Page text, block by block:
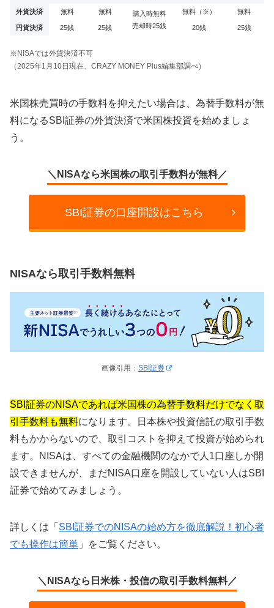
外貨決済 無料 無料
購入時無料
売却時25銭
無料（※） 無料
円貨決済 25銭 25銭 20銭 25銭
※NISAでは外貨決済不可
（2025年1月10日現在、CRAZY MONEY Plus編集部調べ）
米国株売買時の手数料を抑えたい場合は、為替手数料が無
料になるSBI証券の外貨決済で米国株投資を始めましょ
う。
＼NISAなら米国株の取引手数料が無料／
SBI証券の口座開設はこちら
NISAなら取引手数料無料
画像引用： SBI証券
SBI証券のNISAであれば米国株の為替手数料だけでなく取
引手数料も無料になります。日本株や投資信託の取引手数
料もかからないので、取引コストを抑えて投資が始められ
ます。NISAは、すべての金融機関のなかで人1口座しか開
設できませんが、まだNISA口座を開設していない人はSBI
証券で始めてみましょう。
詳しくは「 SBI証券でのNISAの始め方を徹底解説！初心者
でも操作は簡単 」をご覧ください。
＼NISAなら日米株・投信の取引手数料無料／